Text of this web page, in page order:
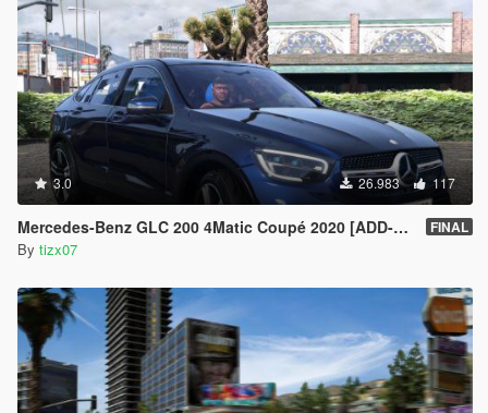
3.0 26.983 117
Mercedes-Benz GLC 200 4Matic Coupé 2020 [ADD-ON] FINAL
By tizx07